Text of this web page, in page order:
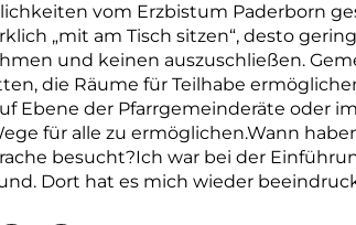
vom Erzbistum Paderborn
„mit am Tisch sitzen“, desto
und keinen auszuschließen.
die Räume für Teilhabe
Ebene der Pfarrgemeinderäte oder
für alle zu ermöglichen.Wann
besucht?Ich war bei der
Dort hat es mich wieder